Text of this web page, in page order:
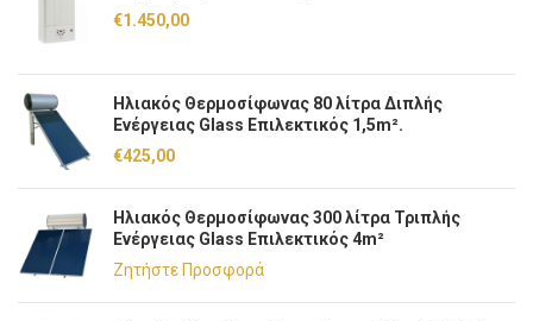
€1.450,00
Ηλιακός Θερμοσίφωνας 80 λίτρα Διπλής
Ενέργειας Glass Επιλεκτικός 1,5m².
€425,00
Ηλιακός Θερμοσίφωνας 300 λίτρα Τριπλής
Ενέργειας Glass Επιλεκτικός 4m²
Ζητήστε Προσφορά